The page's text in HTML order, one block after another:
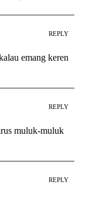
REPLY
emang keren
REPLY
muluk-muluk
REPLY